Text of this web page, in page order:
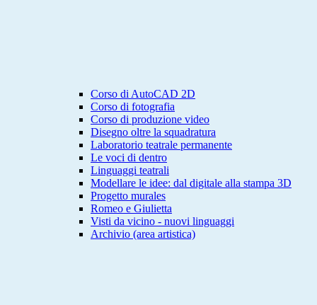
Corso di AutoCAD 2D
Corso di fotografia
Corso di produzione video
Disegno oltre la squadratura
Laboratorio teatrale permanente
Le voci di dentro
Linguaggi teatrali
Modellare le idee: dal digitale alla stampa 3D
Progetto murales
Romeo e Giulietta
Visti da vicino - nuovi linguaggi
Archivio (area artistica)